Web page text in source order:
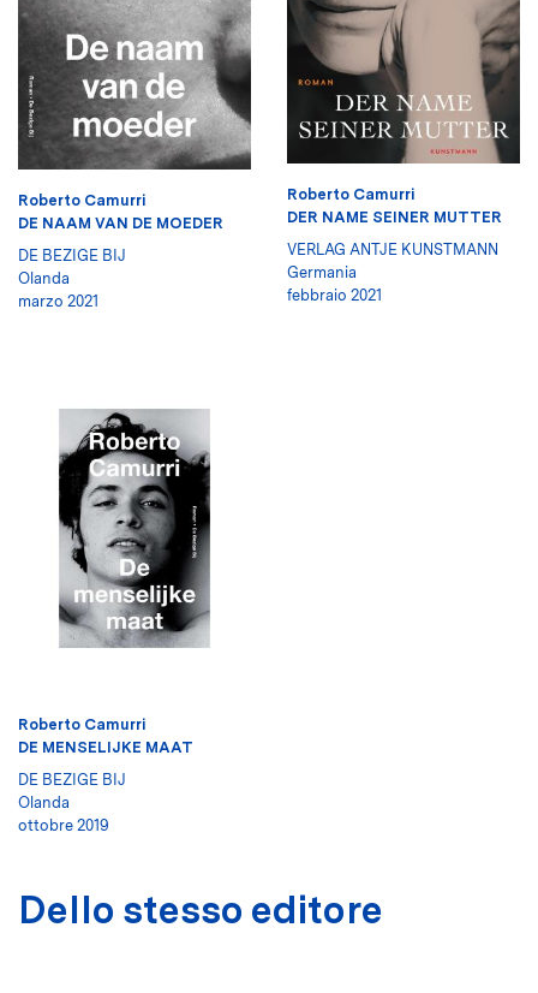
Roberto Camurri
DE NAAM VAN DE MOEDER
DE BEZIGE BIJ
Olanda
marzo 2021
Roberto Camurri
DER NAME SEINER MUTTER
VERLAG ANTJE KUNSTMANN
Germania
febbraio 2021
Roberto Camurri
DE MENSELIJKE MAAT
DE BEZIGE BIJ
Olanda
ottobre 2019
Dello stesso editore